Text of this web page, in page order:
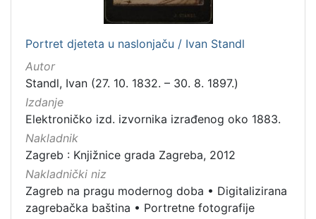
Portret djeteta u naslonjaču / Ivan Standl
Autor
Standl, Ivan (27. 10. 1832. – 30. 8. 1897.)
Izdanje
Elektroničko izd. izvornika izrađenog oko 1883.
Nakladnik
Zagreb : Knjižnice grada Zagreba, 2012
Nakladnički niz
Zagreb na pragu modernog doba • Digitalizirana
zagrebačka baština • Portretne fotografije